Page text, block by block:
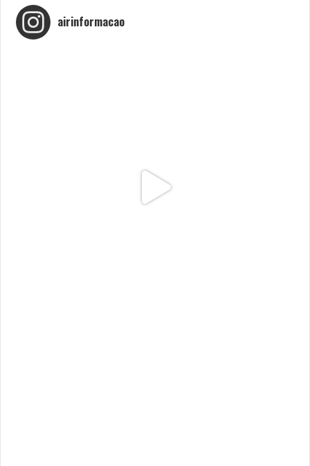
airinformacao